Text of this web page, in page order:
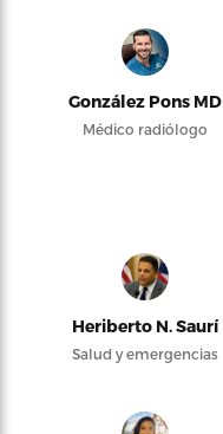
González Pons MD
Médico radiólogo
Heriberto N. Saurí
Salud y emergencias